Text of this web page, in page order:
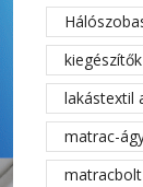
kiegészítők
lakástextil
matrac-
matracbolt